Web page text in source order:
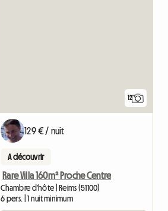
12
129 € / nuit
A découvrir
Rare Villa 160m² Proche Centre
Chambre d'hôte | Reims (51100)
6 pers. | 1 nuit minimum